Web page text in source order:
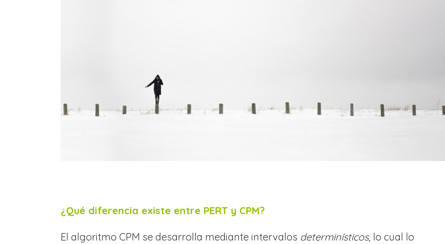
¿Qué diferencia existe entre PERT y CPM?
El algoritmo CPM se desarrolla mediante intervalos determinísticos, lo cual lo